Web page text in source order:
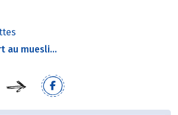
au muesli...